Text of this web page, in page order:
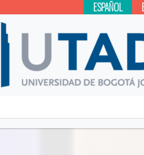
ESPAÑOL